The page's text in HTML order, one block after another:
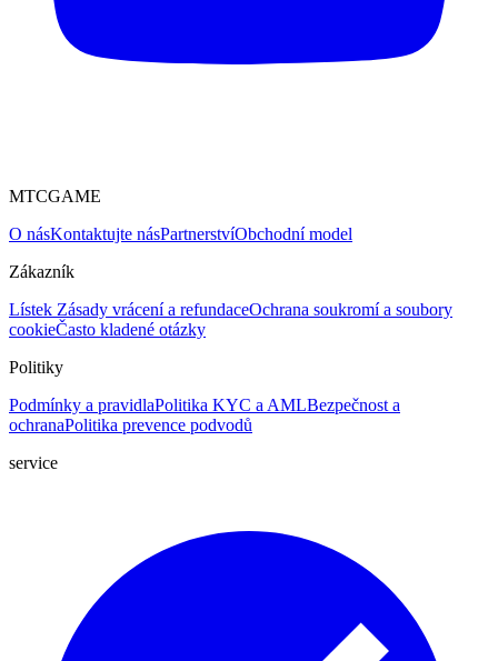
MTCGAME
O násKontaktujte násPartnerstvíObchodní model
Zákazník
Lístek Zásady vrácení a refundaceOchrana soukromí a soubory
cookieČasto kladené otázky
Politiky
Podmínky a pravidlaPolitika KYC a AMLBezpečnost a
ochranaPolitika prevence podvodů
service